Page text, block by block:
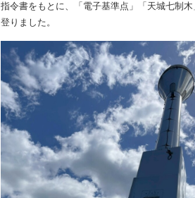
指令書をもとに、「電子基準点」「天城七制
登りました。